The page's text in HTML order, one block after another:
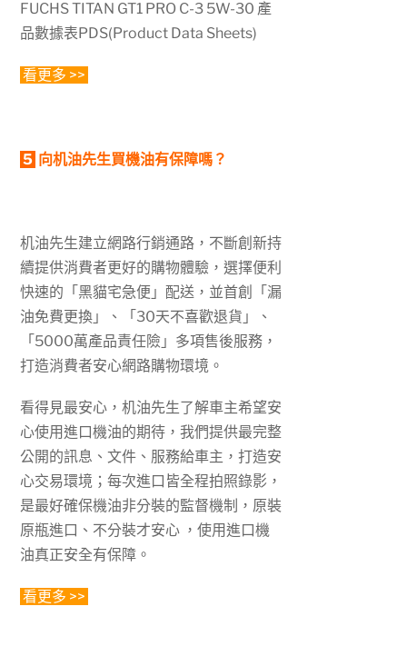
FUCHS TITAN GT1 PRO C-3 5W-30 產
品數據表PDS(Product Data Sheets)
看更多 >>
5 向机油先生買機油有保障嗎？
机油先生建立網路行銷通路，不斷創新持
續提供消費者更好的購物體驗，選擇便利
快速的「黑貓宅急便」配送，並首創「漏
油免費更換」、「30天不喜歡退貨」、
「5000萬產品責任險」多項售後服務，
打造消費者安心網路購物環境。
看得見最安心，机油先生了解車主希望安
心使用進口機油的期待，我們提供最完整
公開的訊息、文件、服務給車主，打造安
心交易環境；每次進口皆全程拍照錄影，
是最好確保機油非分裝的監督機制，原裝
原瓶進口、不分裝才安心 ，使用進口機
油真正安全有保障。
看更多 >>